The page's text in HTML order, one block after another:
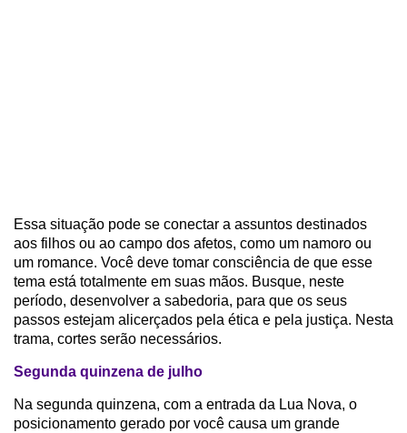
Essa situação pode se conectar a assuntos destinados
aos filhos ou ao campo dos afetos, como um namoro ou
um romance. Você deve tomar consciência de que esse
tema está totalmente em suas mãos. Busque, neste
período, desenvolver a sabedoria, para que os seus
passos estejam alicerçados pela ética e pela justiça. Nesta
trama, cortes serão necessários.
Segunda quinzena de julho
Na segunda quinzena, com a entrada da Lua Nova, o
posicionamento gerado por você causa um grande